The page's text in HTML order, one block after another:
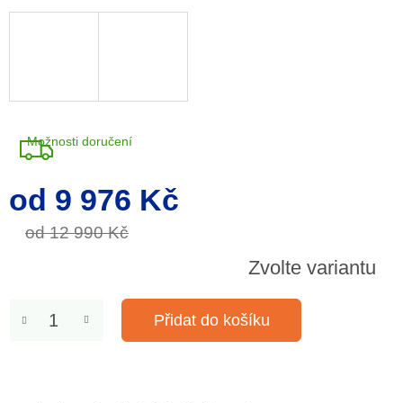
od 12 990 Kč
od 9 976 Kč
Měrná
cena:
Zvolte variantu
Možnosti doručení
Přidat do košíku